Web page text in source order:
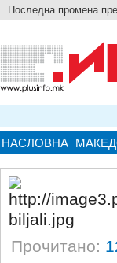
Последна промена
НАСЛОВНА
Прочитано: